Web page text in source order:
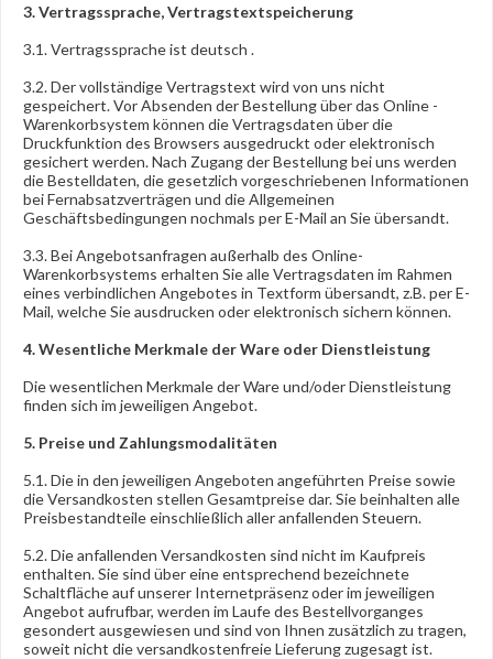
3. Vertragssprache, Vertragstextspeicherung
3.1. Vertragssprache ist deutsch .
3.2. Der vollständige Vertragstext wird von uns nicht
gespeichert. Vor Absenden der Bestellungüber das Online -
Warenkorbsystem können die Vertragsdaten über die
Druckfunktion des Browsers ausgedruckt oder elektronisch
gesichert werden. Nach Zugang der Bestellung bei uns werden
die Bestelldaten, die gesetzlich vorgeschriebenen Informationen
bei Fernabsatzverträgen und die Allgemeinen
Geschäftsbedingungen nochmals per E-Mail an Sie übersandt.
3.3. Bei Angebotsanfragen außerhalb des Online-
Warenkorbsystems erhalten Sie alle Vertragsdaten im Rahmen
eines verbindlichen Angebotes in Textform übersandt, z.B. per E-
Mail, welche Sie ausdrucken oder elektronisch sichern können.
4. Wesentliche Merkmale der Ware oder Dienstleistung
Die wesentlichen Merkmale der Ware und/oder Dienstleistung
finden sich im jeweiligen Angebot.
5. Preise und Zahlungsmodalitäten
5.1. Die in den jeweiligen Angeboten angeführten Preise sowie
die Versandkosten stellen Gesamtpreise dar. Sie beinhalten alle
Preisbestandteile einschließlich aller anfallenden Steuern.
5.2. Die anfallenden Versandkosten sind nicht im Kaufpreis
enthalten. Sie sind über eine entsprechend bezeichnete
Schaltfläche auf unserer Internetpräsenz oder im jeweiligen
Angebot aufrufbar, werden im Laufe des Bestellvorganges
gesondert ausgewiesen und sind von Ihnen zusätzlich zu tragen,
soweit nicht die versandkostenfreie Lieferung zugesagt ist.